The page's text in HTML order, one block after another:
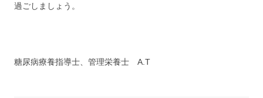
過ごしましょう。
糖尿病療養指導士、管理栄養士 A.T